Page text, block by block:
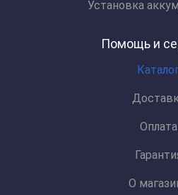
Установка
Помощь и
Оплата
О